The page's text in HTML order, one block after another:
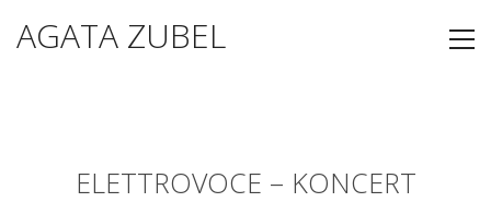
AGATA ZUBEL
ELETTROVOCE – KONCERT